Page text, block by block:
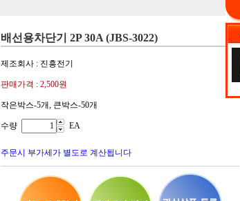
배선용차단기 2P 30A (JBS-3022)
제조회사 : 진흥전기
판매가격 : 2,500원
작은박스-5개, 큰박스-50개
수량 EA
주문시 부가세가 별도로 계산됩니다